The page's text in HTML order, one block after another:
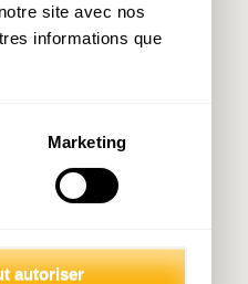
site avec nos
informations que
Marketing
autoriser